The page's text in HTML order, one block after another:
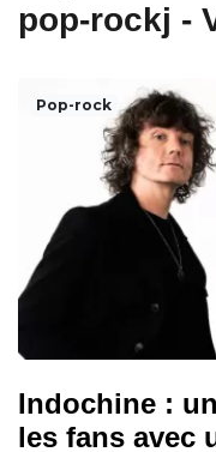
pop-rockj -
Pop-rock
Indochine :
les fans avec